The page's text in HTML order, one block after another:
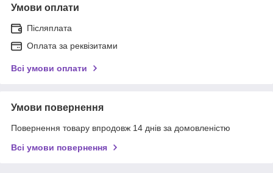
Умови оплати
Післяплата
Оплата за реквізитами
Всі умови оплати
Умови повернення
Повернення товару впродовж 14 днів за домовленістю
Всі умови повернення